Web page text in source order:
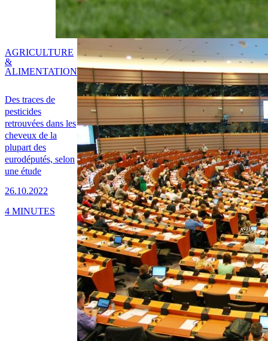
Des traces de
pesticides
retrouvées dans les
cheveux de la
plupart des
eurodéputés, selon
une étude
26.10.2022
AGRICULTURE
&
ALIMENTATION
4 MINUTES